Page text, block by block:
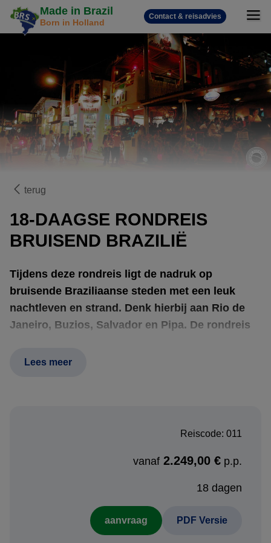
Made in Brazil
Born in Holland
Contact & reisadvies
terug
18-DAAGSE RONDREIS
BRUISEND BRAZILIË
Tijdens deze rondreis ligt de nadruk op
bruisende Braziliaanse steden met een leuk
nachtleven en strand. Denk hierbij aan Rio de
Janeiro, Buzios, Salvador en Pipa. De rondreis
de prachtige watervallen van Foz do Iguaçu.
Heeft u interesse in deze rondreis? Neem contact met ons
Voordelen reisvoorstel:
Lees meer
Reiscode: 011
vanaf 2.249,00 € p.p.
18 dagen
aanvraag PDF Versie